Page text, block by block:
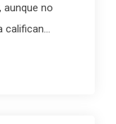
aunque no